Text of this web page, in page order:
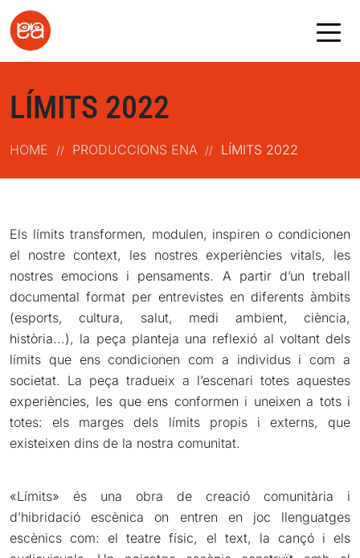
LÍMITS 2022
HOME // PRODUCCIONS ENA // LÍMITS 2022
Els límits transformen, modulen, inspiren o condicionen
el nostre context, les nostres experiències vitals, les
nostres emocions i pensaments. A partir d’un treball
documental format per entrevistes en diferents àmbits
(esports, cultura, salut, medi ambient, ciència,
història...), la peça planteja una reflexió al voltant dels
límits que ens condicionen com a individus i com a
societat. La peça tradueix a l’escenari totes aquestes
experiències, les que ens conformen i uneixen a tots i
totes: els marges dels límits propis i externs, que
existeixen dins de la nostra comunitat.
«Límits» és una obra de creació comunitària i
d’hibridació escènica on entren en joc llenguatges
escènics com: el teatre físic, el text, la cançó i els